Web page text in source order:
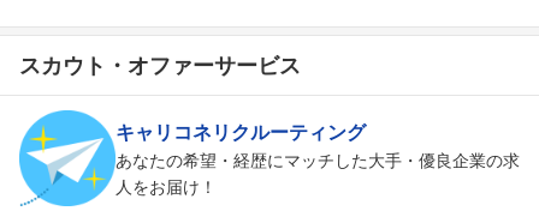
スカウト・オファーサービス
キャリコネリクルーティング
あなたの希望・経歴にマッチした大手・優良企業の求
人をお届け！